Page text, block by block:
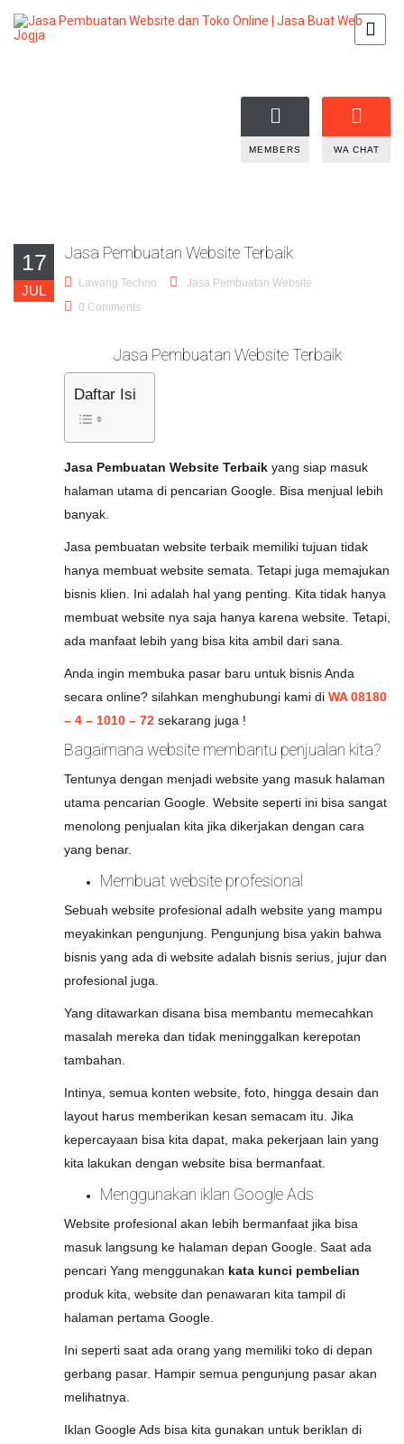
MEMBERS WA CHAT
17
JUL
Jasa Pembuatan Website Terbaik
Lawang Techno
Jasa Pembuatan Website
0 Comments
Jasa Pembuatan Website Terbaik
Daftar Isi
Jasa Pembuatan Website Terbaik yang siap masuk
halaman utama di pencarian Google. Bisa menjual lebih
banyak.
Jasa pembuatan website terbaik memiliki tujuan tidak
hanya membuat website semata. Tetapi juga memajukan
bisnis klien. Ini adalah hal yang penting. Kita tidak hanya
membuat website nya saja hanya karena website. Tetapi,
ada manfaat lebih yang bisa kita ambil dari sana.
Anda ingin membuka pasar baru untuk bisnis Anda
secara online? silahkan menghubungi kami di WA 08180
– 4 – 1010 – 72 sekarang juga !
Bagaimana website membantu penjualan kita?
Tentunya dengan menjadi website yang masuk halaman
utama pencarian Google. Website seperti ini bisa sangat
menolong penjualan kita jika dikerjakan dengan cara
yang benar.
Membuat website profesional
Sebuah website profesional adalh website yang mampu
meyakinkan pengunjung. Pengunjung bisa yakin bahwa
bisnis yang ada di website adalah bisnis serius, jujur dan
profesional juga.
Yang ditawarkan disana bisa membantu memecahkan
masalah mereka dan tidak meninggalkan kerepotan
tambahan.
Intinya, semua konten website, foto, hingga desain dan
layout harus memberikan kesan semacam itu. Jika
kepercayaan bisa kita dapat, maka pekerjaan lain yang
kita lakukan dengan website bisa bermanfaat.
Menggunakan iklan Google Ads
Website profesional akan lebih bermanfaat jika bisa
masuk langsung ke halaman depan Google. Saat ada
pencari Yang menggunakan kata kunci pembelian
produk kita, website dan penawaran kita tampil di
halaman pertama Google.
Ini seperti saat ada orang yang memiliki toko di depan
gerbang pasar. Hampir semua pengunjung pasar akan
melihatnya.
Iklan Google Ads bisa kita gunakan untuk beriklan di